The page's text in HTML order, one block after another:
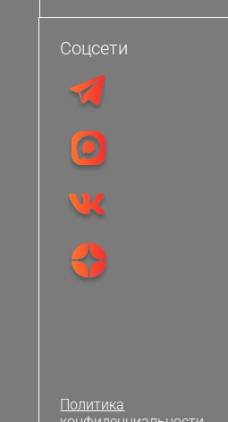
Соцсети
Политика